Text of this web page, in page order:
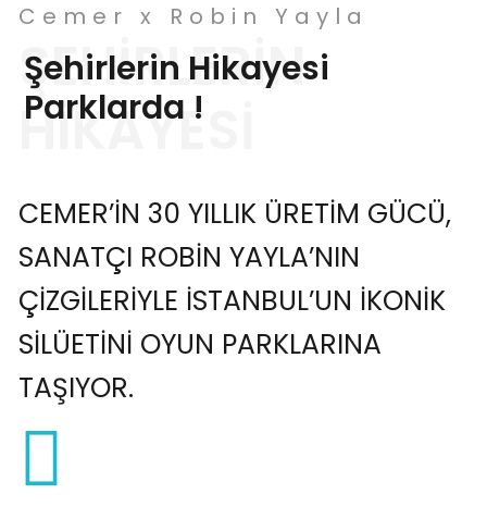
Cemer x Robin Yayla
Şehirlerin Hikayesi
Parklarda !
CEMER’IN 30 YILLIK ÜRETIM GÜCÜ,
SANATÇI ROBIN YAYLA’NIN
ÇIZGILERIYLE İSTANBUL’UN IKONIK
SILÜETINI OYUN PARKLARINA
TAŞIYOR.